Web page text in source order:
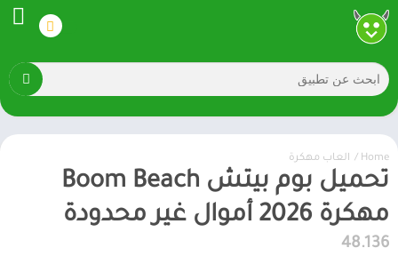
Home
/ العاب مهكرة
تحميل بوم بيتش Boom Beach
مهكرة 2026 أموال غير محدودة
48.136